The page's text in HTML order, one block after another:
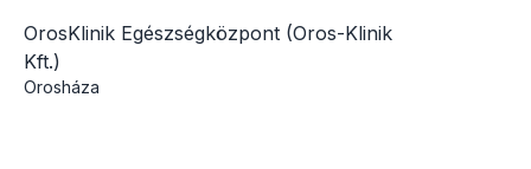
OrosKlinik Egészségközpont (Oros-Klinik
Kft.)
Orosháza